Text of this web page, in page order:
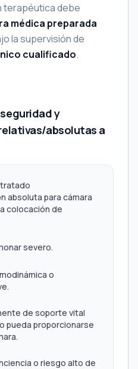
terapéutica debe
médica preparada
la supervisión de
cualificado.
y
absolutas a
absoluta para cámara
colocación de
severo.
o
de soporte vital
pueda proporcionarse
o riesgo alto de